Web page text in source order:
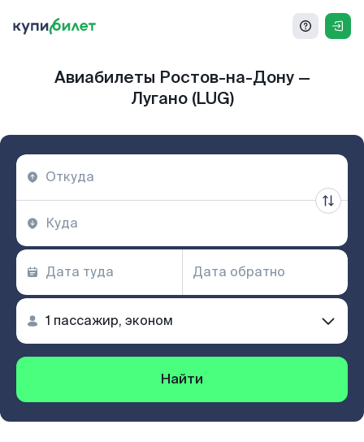
Авиабилеты Ростов-на-Дону —
Лугано (LUG)
Найти